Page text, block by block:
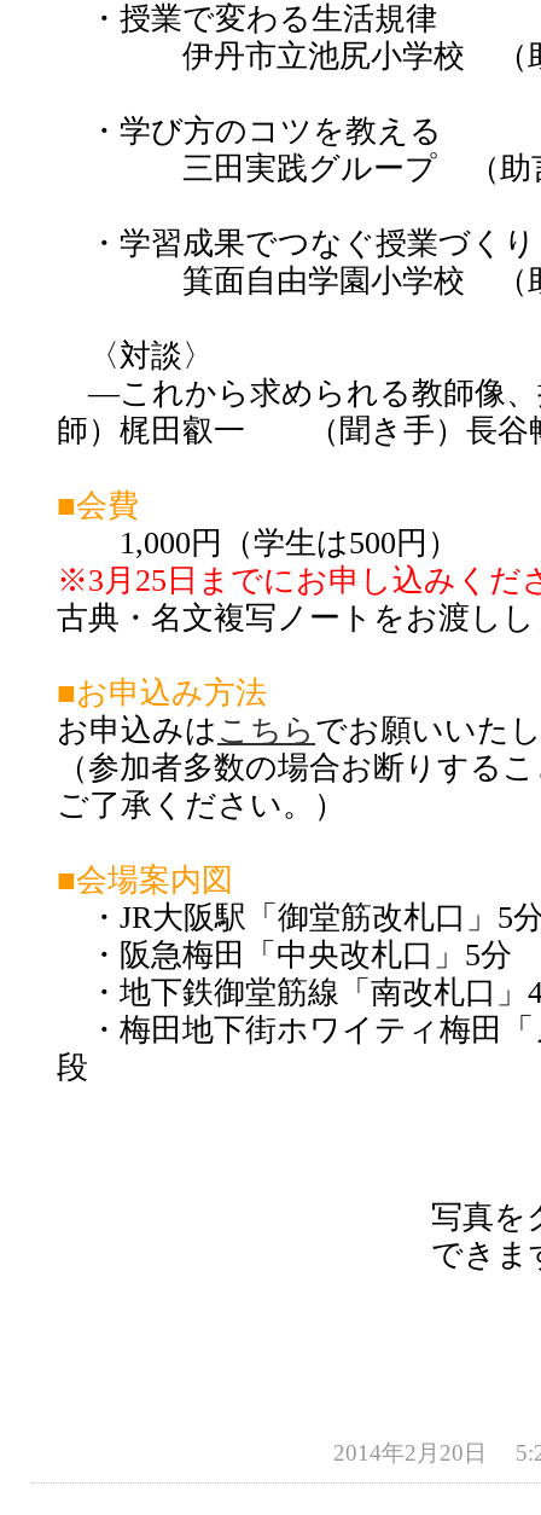
・授業で変わる生活規律
伊丹市立池尻小学校 （助
・学び方のコツを教える
三田実践グループ （助言
・学習成果でつなぐ授業づくり
箕面自由学園小学校 （助
〈対談〉
―これから求められる教師
師）梶田叡一 （聞き手）長谷
■会費
1,000円（学生は500円）
※3月25日までにお申し込みくだ
古典・名文複写ノートをお渡し
■お申込み方法
お申込みは こちら でお願いいた
（参加者多数の場合お断りする
ご了承ください。）
■会場案内図
・JR大阪駅「御堂筋改札口」5
・阪急梅田「中央改札口」5分
・地下鉄御堂筋線「南改札口」
・梅田地下街ホワイティ梅田「
段
写真を
できま
2014年2月20日